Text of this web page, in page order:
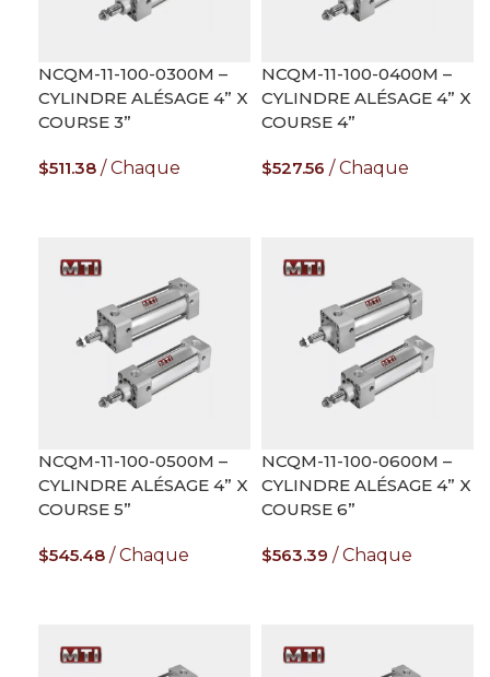
NCQM-11-100-0300M –
CYLINDRE ALÉSAGE 4” X
COURSE 3”
$511.38 Chaque
NCQM-11-100-0400M –
CYLINDRE ALÉSAGE 4” X
COURSE 4”
$527.56 Chaque
NCQM-11-100-0500M –
CYLINDRE ALÉSAGE 4” X
COURSE 5”
$545.48 Chaque
NCQM-11-100-0600M –
CYLINDRE ALÉSAGE 4” X
COURSE 6”
$563.39 Chaque